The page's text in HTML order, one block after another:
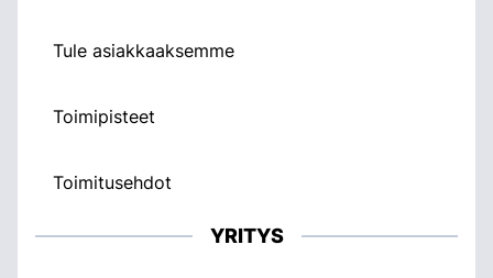
Tule asiakkaaksemme
Toimipisteet
Toimitusehdot
YRITYS